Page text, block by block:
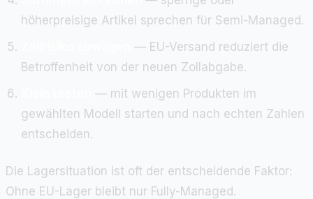
höherpreisige Artikel sprechen für Semi-Managed.
— EU-Versand reduziert die
Betroffenheit von der neuen Zollabgabe.
— mit wenigen Produkten im
gewählten Modell starten und nach echten Zahlen
entscheiden.
Die Lagersituation ist oft der entscheidende Faktor:
Ohne EU-Lager bleibt nur Fully-Managed.